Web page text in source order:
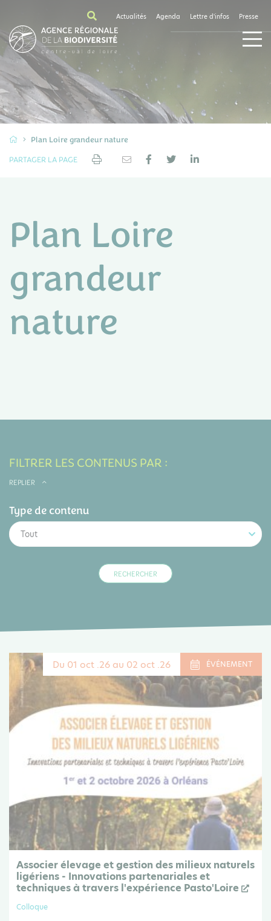
Actualités Agenda Lettre d'infos Presse
Plan Loire grandeur nature
PARTAGER LA PAGE
Plan Loire
grandeur
nature
FILTRER LES CONTENUS PAR :
REPLIER
Type de contenu
Tout
Du 01 oct .26 au 02 oct .26 ÉVÉNEMENT
Associer élevage et gestion des milieux naturels
ligériens - Innovations partenariales et
techniques à travers l'expérience Pasto'Loire
Colloque